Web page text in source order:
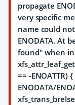
propagate
very specific
name could
ENODATA. At
found" when in
== -ENOATTR)
ENODATA/